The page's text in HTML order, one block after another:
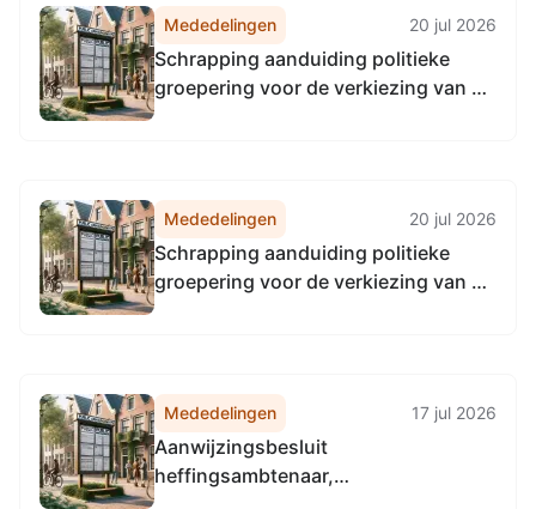
Mededelingen 20 jul 2026
Schrapping aanduiding politieke
groepering voor de verkiezing van de
Mededelingen 20 jul 2026
Schrapping aanduiding politieke
groepering voor de verkiezing van de
Mededelingen 17 jul 2026
Aanwijzingsbesluit
heffingsambtenaar,